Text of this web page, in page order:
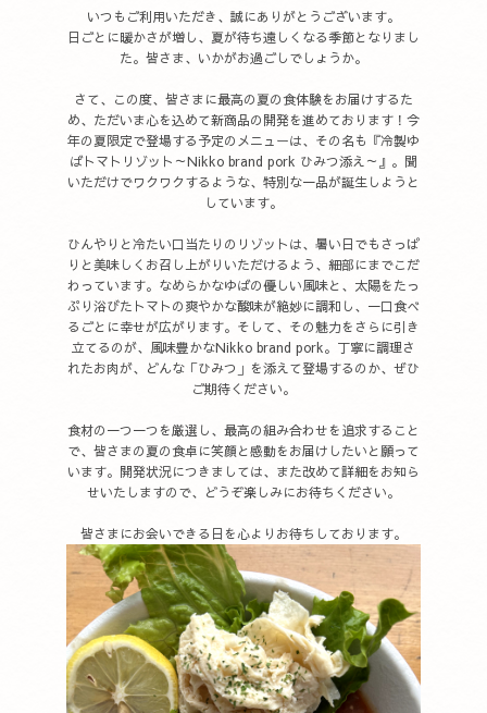
いつもご利用いただき、誠にありがとうございます。
日ごとに暖かさが増し、夏が待ち遠しくなる季節となりまし
た。皆さま、いかがお過ごしでしょうか。
さて、この度、皆さまに最高の夏の食体験をお届けするた
め、ただいま心を込めて新商品の開発を進めております！今
年の夏限定で登場する予定のメニューは、その名も『冷製ゆ
ばトマトリゾット～Nikko brand pork ひみつ添え～』。聞
いただけでワクワクするような、特別な一品が誕生しようと
しています。
ひんやりと冷たい口当たりのリゾットは、暑い日でもさっぱ
りと美味しくお召し上がりいただけるよう、細部にまでこだ
わっています。なめらかなゆばの優しい風味と、太陽をたっ
ぷり浴びたトマトの爽やかな酸味が絶妙に調和し、一口食べ
るごとに幸せが広がります。そして、その魅力をさらに引き
立てるのが、風味豊かなNikko brand pork。丁寧に調理さ
れたお肉が、どんな「ひみつ」を添えて登場するのか、ぜひ
ご期待ください。
食材の一つ一つを厳選し、最高の組み合わせを追求すること
で、皆さまの夏の食卓に笑顔と感動をお届けしたいと願って
います。開発状況につきましては、また改めて詳細をお知ら
せいたしますので、どうぞ楽しみにお待ちください。
皆さまにお会いできる日を心よりお待ちしております。